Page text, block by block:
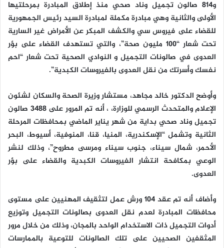
و814 صالون تجميل وناد صحي منذ إطلاق المبادرة بمرحلتيها
الأولى والثانية وهي مبادرة مكملة لمبادرة السيد رئيس الجمهورية
للقضاء على فيروس سي والكشف المبكر عن الأمراض غير السارية
تحت شعار “100 مليون صحة”، والتي تستهدف القضاء على بؤر
العدوى في صالونات التجميل و النوادي الصحية تحت شعار “احمِ
نفسك وأسرتك من نقل العدوى بالفيروسات الكبدية”.
وأوضح الدكتور خالد مجاهد، مستشار وزيرة الصحة والسكان لشئون
الإعلام والمتحدث الرسمي للوزارة، ، أنه تم المرور على 3488 صالون
تجميل وناد صحي بداية من شهر يناير الماضي بمحافظات المرحلة
الثانية وتشمل “الإسكندرية، المنيا، قنا، المنوفية، أسيوط، البحر
الأحمر، شمال سيناء، جنوب سيناء ومرسى مطروح”، وذلك لنشر
الوعي بمكافحة انتشار الفيروسات الكبدية والقضاء على بؤر
العدوى.
وأضاف أنه تم عقد 104 ورش عمل لتثقيف المهنيين على مستوى
محافظات المبادرة لعدم نقل العدوى بصالونات التجميل وتوزيع
أدوات التجميل ذات الاستخدام الواحد بالمجان، وذلك من خلال مرور
المثقفين الصحيين على تلك الصالونات للتوعية بالممارسات